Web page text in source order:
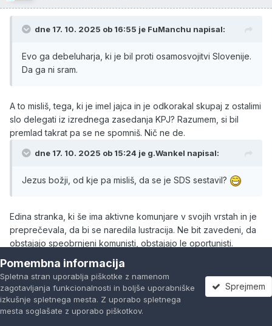
dne 17. 10. 2025 ob 16:55 je FuManchu napisal:
Evo ga debeluharja, ki je bil proti osamosvojitvi Slovenije.
Da ga ni sram.
A to misliš, tega, ki je imel jajca in je odkorakal skupaj z ostalimi
slo delegati iz izrednega zasedanja KPJ? Razumem, si bil
premlad takrat pa se ne spomniš. Nič ne de.
dne 17. 10. 2025 ob 15:24 je g.Wankel napisal:
Jezus božji, od kje pa misliš, da se je SDS sestavil?
Edina stranka, ki še ima aktivne komunjare v svojih vrstah in je
preprečevala, da bi se naredila lustracija. Ne bit zavedeni, da
obstajajo speobrnjeni komunisti, obstajajo le oportunisti.
Pomembna informacija
Spletna stran uporablja piškotke z namenom
zagotavljanja funkcionalnosti in boljše uporabniške
izkušnje spletnega mesta. Z uporabo spletnega
mesta soglašate z uporabo piškotkov.
Sprejmem
Forumi Neprebrano Prijavi se